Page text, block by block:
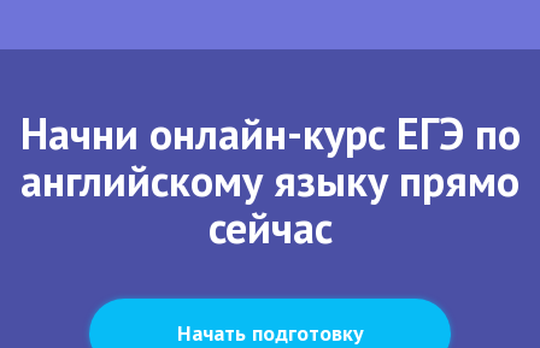
Начни онлайн-курс ЕГЭ по
английскому языку прямо
сейчас
Начать подготовку